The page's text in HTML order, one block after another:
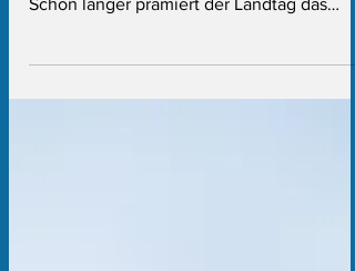
verschoben, der Text wurde angepasst.
nordrhein-westfälische...